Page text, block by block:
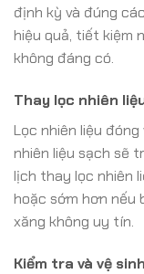
định kỳ và đúng
hiệu quả, tiết kiệm
không đáng có.
Thay lọc nhiên
Lọc nhiên liệu
nhiên liệu sạch sẽ
lịch thay lọc nhiên
hoặc sớm hơn nếu
xăng không uy tín.
Kiểm tra và vệ